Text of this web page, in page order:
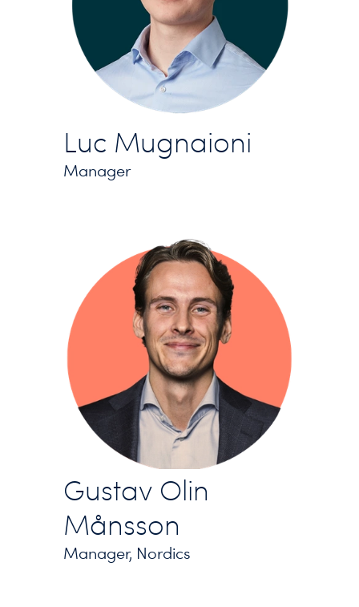
Luc Mugnaioni
Manager
Gustav Olin
Månsson
Manager, Nordics